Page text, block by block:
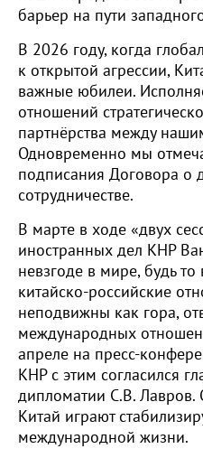
барьер на пути
В 2026 году, когда
к открытой агрессии,
важные юбилеи.
отношений
партнёрства между
Одновременно мы
подписания Договора о
сотрудничестве.
В марте в ходе «двух
иностранных дел КНР
невзгоде в мире, будь
китайско-российские
неподвижны как гора,
международных
апреле на пресс-
КНР с этим согласился
дипломатии С.В. Лавров.
Китай играют
международной жизни.